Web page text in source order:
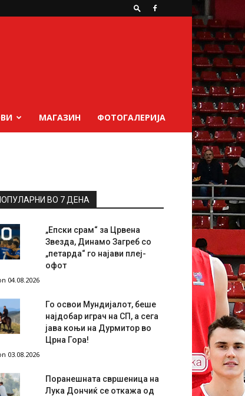
МАГАЗИН ФОТОГАЛЕРИЈА
ВО 7 ДЕНА
„Епски срам“ за Црвена
Звезда, Динамо Загреб со
„петарда“ го најави плеј-
офот
04.08.2026
Го освои Мундијалот, беше
најдобар играч на СП, а сега
јава коњи на Дурмитор во
Црна Гора!
03.08.2026
Поранешната свршеница на
Лука Дончиќ се откажа од